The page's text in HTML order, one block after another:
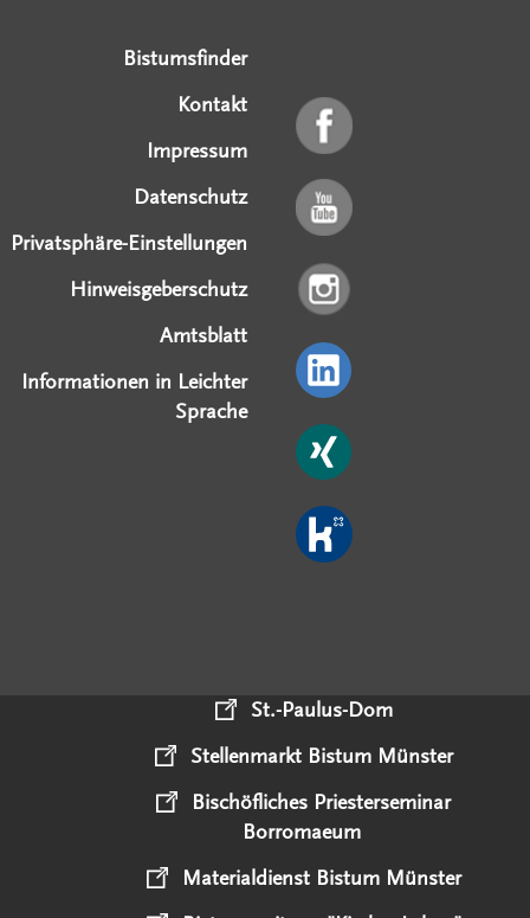
Bistumsfinder
Kontakt
Impressum
Datenschutz
Privatsphäre-Einstellungen
Hinweisgeberschutz
Amtsblatt
Informationen in Leichter
Sprache
St.-Paulus-Dom
Stellenmarkt Bistum Münster
Bischöfliches Priesterseminar
Borromaeum
Materialdienst Bistum Münster